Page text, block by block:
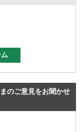
のご意見をお聞かせ